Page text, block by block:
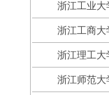
浙江工业大
浙江工商大
浙江理工大
浙江师范大